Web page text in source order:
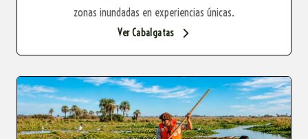
zonas inundadas en experiencias únicas.
Ver Cabalgatas